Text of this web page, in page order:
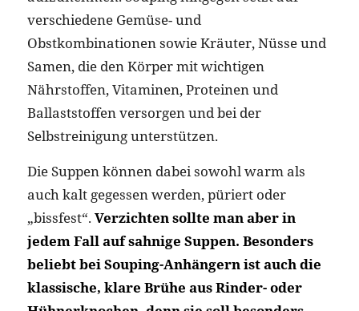
verschiedene Gemüse- und
Obstkombinationen sowie Kräuter, Nüsse und
Samen, die den Körper mit wichtigen
Nährstoffen, Vitaminen, Proteinen und
Ballaststoffen versorgen und bei der
Selbstreinigung unterstützen.
Die Suppen können dabei sowohl warm als
auch kalt gegessen werden, püriert oder
„bissfest“. Verzichten sollte man aber in
jedem Fall auf sahnige Suppen. Besonders
beliebt bei Souping-Anhängern ist auch die
klassische, klare Brühe aus Rinder- oder